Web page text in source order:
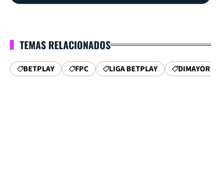
TEMAS RELACIONADOS
BETPLAY FPC LIGA BETPLAY DIMAYOR